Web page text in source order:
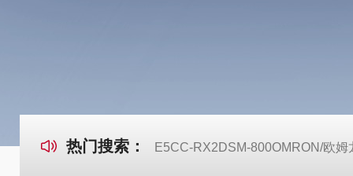
热门搜索： E5CC-RX2DSM-800OMRON/欧